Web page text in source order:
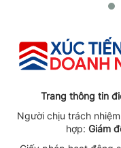
Trang thông tin
Người chịu trách
hợp: Giám